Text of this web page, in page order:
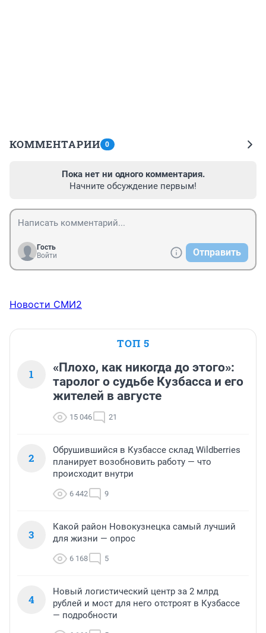
КОММЕНТАРИИ 0
Пока нет ни одного комментария.
Начните обсуждение первым!
Гость
Войти
Отправить
Новости СМИ2
ТОП 5
1
«Плохо, как никогда до этого»:
таролог о судьбе Кузбасса и его
жителей в августе
15 046 21
2
Обрушившийся в Кузбассе склад Wildberries
планирует возобновить работу — что
происходит внутри
6 442 9
3
Какой район Новокузнецка самый лучший
для жизни — опрос
6 168 5
4
Новый логистический центр за 2 млрд
рублей и мост для него отстроят в Кузбассе
— подробности